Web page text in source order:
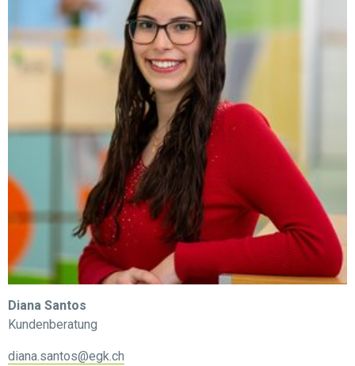
Diana Santos
Kundenberatung
diana.santos@egk.ch